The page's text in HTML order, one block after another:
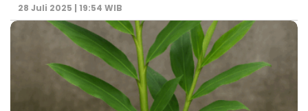
28 Juli 2025 | 19:54 WIB